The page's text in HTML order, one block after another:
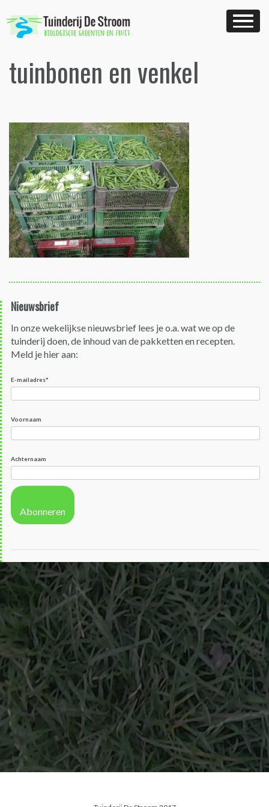
to
content
tuinbonen en venkel
Bericht
navigatie
Nieuwsbrief
In onze wekelijkse nieuwsbrief lees je o.a. wat we op de
tuinderij doen, de inhoud van de pakketten en recepten.
Meld je hier aan:
E-mailadres*
Voornaam
Achternaam
Abonneren